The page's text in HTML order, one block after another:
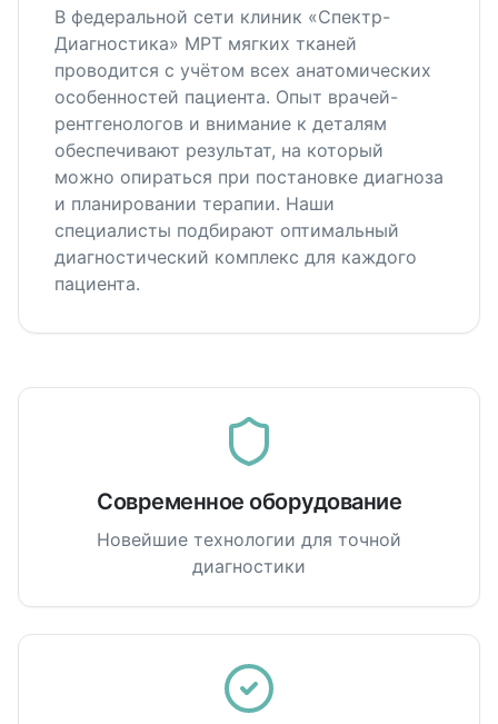
В федеральной сети клиник «Спектр-
Диагностика» МРТ мягких тканей
проводится с учётом всех анатомических
особенностей пациента. Опыт врачей-
рентгенологов и внимание к деталям
обеспечивают результат, на который
можно опираться при постановке диагноза
и планировании терапии. Наши
специалисты подбирают оптимальный
диагностический комплекс для каждого
пациента.
Современное оборудование
Новейшие технологии для точной
диагностики